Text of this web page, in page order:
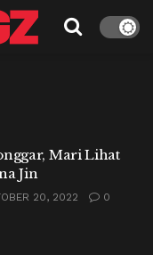
Mari Lihat
Jin
20, 2022 0